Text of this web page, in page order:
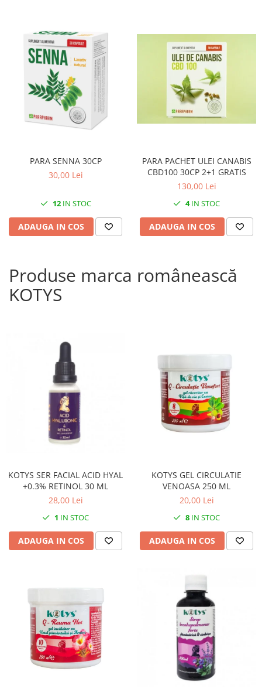
PARA SENNA 30CP
30,00 Lei
12IN STOC
ADAUGA IN COS
PARA PACHET ULEI CANABIS
CBD100 30CP 2+1 GRATIS
130,00 Lei
4IN STOC
ADAUGA IN COS
Produse marca românească
KOTYS
KOTYS SER FACIAL ACID HYAL
+0.3% RETINOL 30 ML
28,00 Lei
1 IN STOC
ADAUGA IN COS
KOTYS GEL CIRCULATIE
VENOASA 250 ML
20,00 Lei
8 IN STOC
ADAUGA IN COS